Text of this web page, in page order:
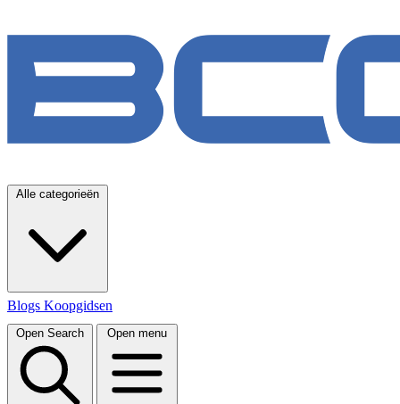
Alle categorieën
Blogs Koopgidsen
Open Search Open menu